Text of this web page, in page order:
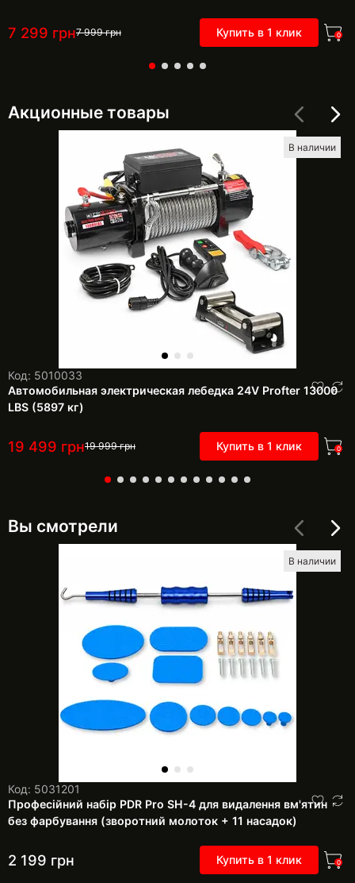
7 299 грн7 999грн Купить в 1 клик 0
Акционные товары
В наличии
Код: 5010033
Автомобильная электрическая лебедка 24V Profter 13000
LBS (5897 кг)
19 499 грн19 999грн Купить в 1 клик 0
Вы смотрели
В наличии
Код: 5031201
Професійний набір PDR Pro SH-4 для видалення вм'ятин
без фарбування (зворотний молоток + 11 насадок)
2 199 грн Купить в 1 клик 0